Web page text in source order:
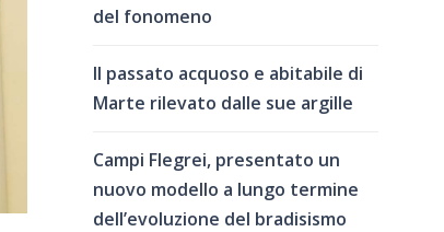
del fonomeno
Il passato acquoso e abitabile di
Marte rilevato dalle sue argille
Campi Flegrei, presentato un
nuovo modello a lungo termine
dell’evoluzione del bradisismo